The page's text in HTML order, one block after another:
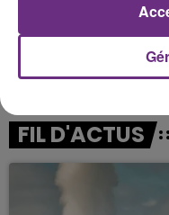
Lors d’un voyage,
contrôle sanitaire
compagnies
certificats de test ou
FIL D'ACTUS